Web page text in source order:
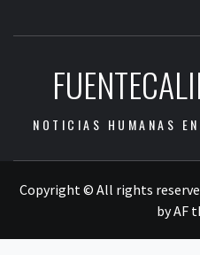
NOTICIAS HUMANAS
Copyright © All rights
byAF